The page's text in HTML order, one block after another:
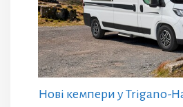
Нові кемпери у Trigano-